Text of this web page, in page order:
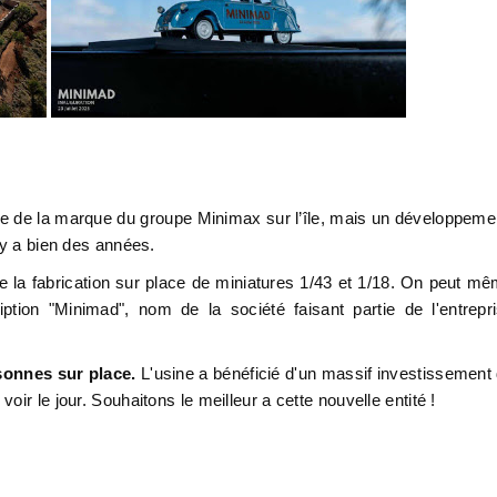
la marque du groupe Minimax sur l’île, mais un
a bien des années.
fabrication sur place de miniatures 1/43 et 1/18. On peut
"Minimad", nom de la société faisant partie de
sur place. L'usine a bénéficié d'un massif investissement
le jour. Souhaitons le meilleur a cette nouvelle entité !